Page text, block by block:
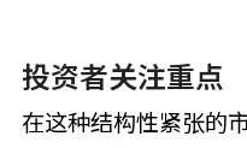
投资者关注重点
在这种结构性紧张的